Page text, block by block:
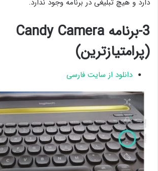
3-برنامه Candy Camera
(پرامتیازترین)
دانلود از سایت فارسی